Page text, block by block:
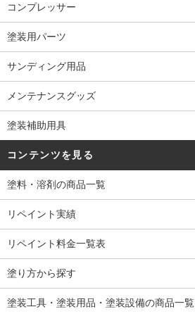
コンプレッサー
塗装用パーツ
サンディング用品
メンテナンスグッズ
塗装補助用具
コンテンツを見る
塗料・溶剤の商品一覧
リペイント実績
リペイント料金一覧表
塗り方から探す
塗装工具・塗装用品・塗装設備の商品一覧